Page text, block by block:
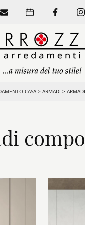
CASA> ARMADI >